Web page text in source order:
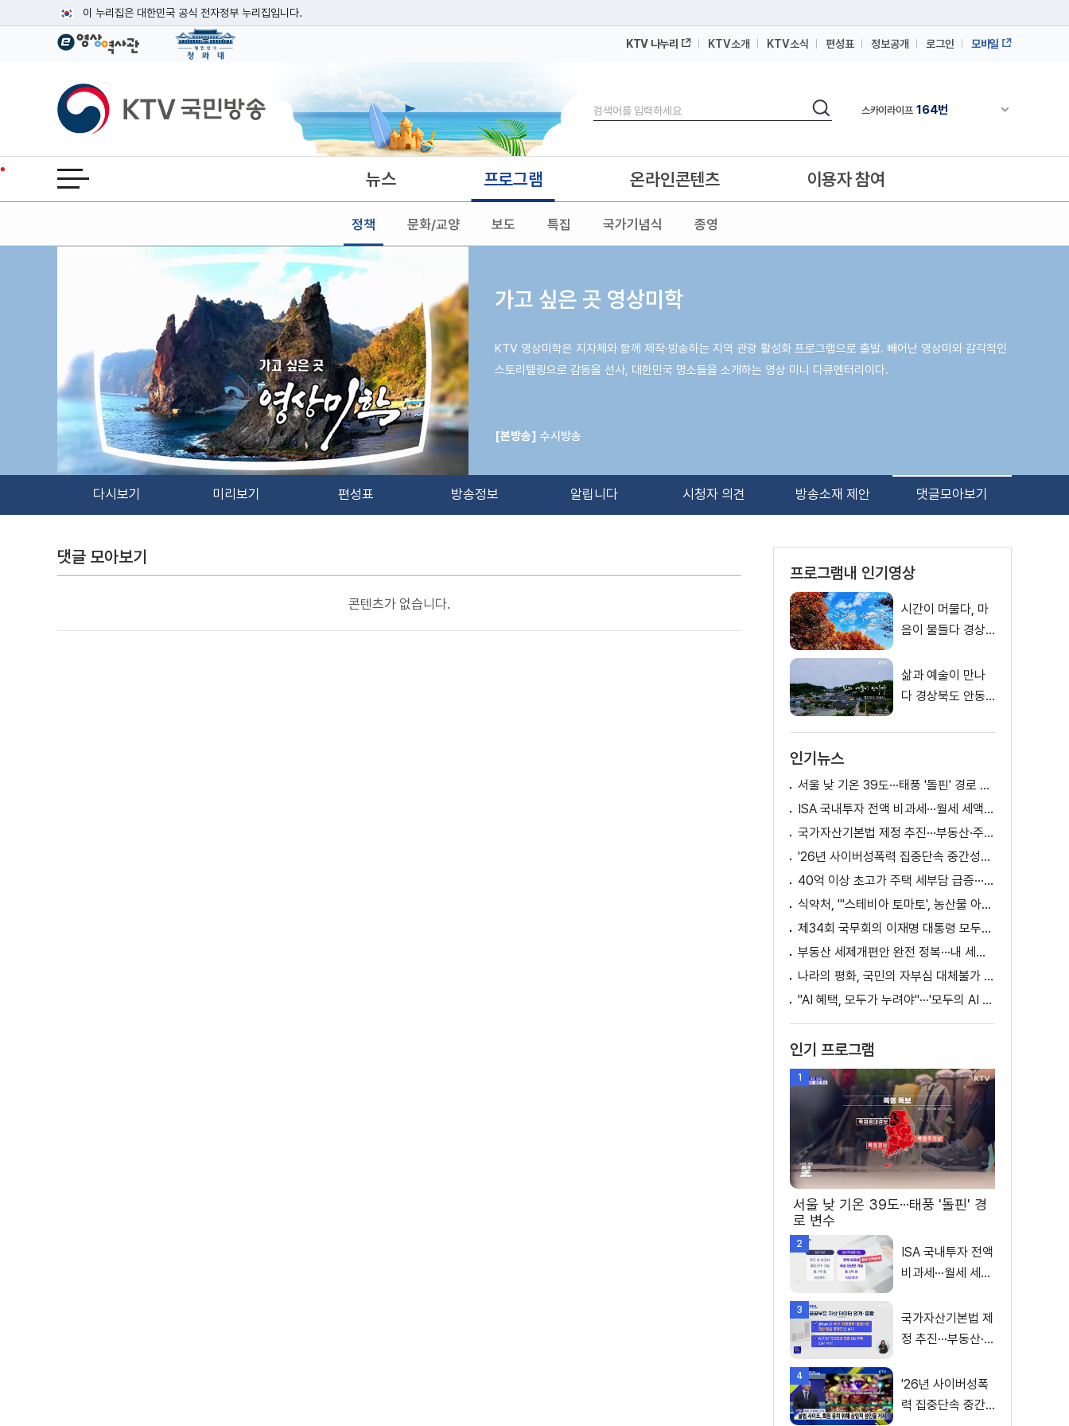
이 누리집은 대한민국 공식 전자정부 누리집입니다.
공식 누리집 주소 확인하기
이밖에 or.kr 또는 .kr등 다른 도메인 주소를 사용하고 있다면 아래 URL에서 도메인 주소를 확인해 보세요
운영중인 공식 누리집보기
KTV 나누리 KTV소개 KTV소식 편성표 정보공개 로그인 모바일
KTV국민방송
검색
검색 채널안내 펼쳐
스카이라이프 164번
스카이라이프 164번
스카이라이프
전체메뉴 열기 뉴스 프로그램
정책 문화/교양 보도 특집 국가기념식 종영
온라인콘텐츠 이용자 참여
가고 싶은 곳 영상미학
KTV 영상미학은 지자체와 함께 제작·방송하는 지역 관광 활성화 프로그램으로 출발. 빼어난 영상미와 감각적인
스토리텔링으로 감동을 선사, 대한민국 명소들을 소개하는 영상 미니 다큐멘터리이다.
[본방송] 수시방송
다시보기 미리보기 편성표 방송정보 알립니다 시청자 의견 방송소재 제안 댓글모아보기
댓글 모아보기
콘텐츠가 없습니다.
프로그램내 인기영상
시간이 머물다, 마
음이 물들다 경상
삶과 예술이 만나
다 경상북도 안동
인기뉴스
서울 낮 기온 39도···태풍 '돌핀' 경로 변수
ISA 국내투자 전액 비과세···월세 세액공제 확대
국가자산기본법 제정 추진···부동산·주식 등 통합 관리
'26년 사이버성폭력 집중단속 중간성과 발표···향후 추진계획은?
40억 이상 초고가 주택 세부담 급증···실수요자 보호 강화
식약처, "'스테비아 토마토', 농산물 아닌 가공식품"
제34회 국무회의 이재명 대통령 모두발언
부동산 세제개편안 완전 정복···내 세금 어떻게 달라지나? [K-정책 사용법]
나라의 평화, 국민의 자부심 대체불가 대한민국 이재명 대통령 모두말씀
"AI 혜택, 모두가 누려야"···'모두의 AI 성장사다리' 출범
인기 프로그램
1
서울 낮 기온 39도···태풍 '돌핀' 경
로 변수
2
ISA 국내투자 전액
비과세···월세 세액
3
국가자산기본법 제
정 추진···부동산·주
4
'26년 사이버성폭
력 집중단속 중간